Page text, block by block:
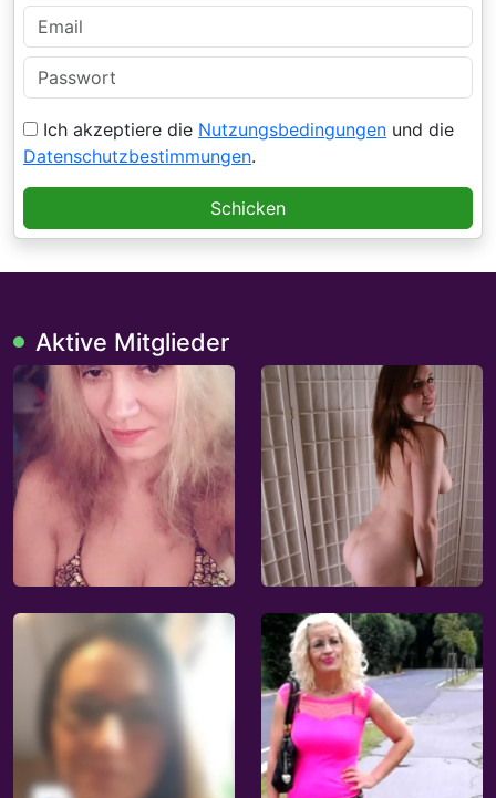
Ich akzeptiere die Nutzungsbedingungen und die
Datenschutzbestimmungen.
Schicken
Aktive Mitglieder